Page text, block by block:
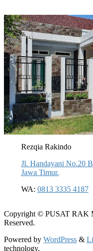
Rezqia Rakindo
Jl. Handayani No.20
Jawa Timur.
WA: 0813 3335 4187
Copyright © PUSAT
Reserved.
Powered by WordPress &
technology.